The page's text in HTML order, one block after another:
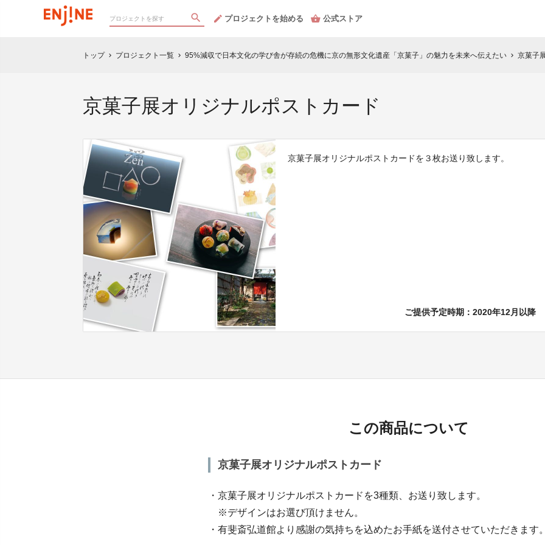
プロジェクトを始める 公式ストア
トップ chevron_right プロジェクト一覧 chevron_right 95%減収で日本文化の学び舎が存続の危機に京の無形文化遺産「京菓子」の魅力を未来へ伝えたい chevron_right 京菓子
京菓子展オリジナルポストカード
京菓子展オリジナルポストカードを３枚お送り致します。
ご提供予定時期：2020年12月以降
この商品について
京菓子展オリジナルポストカード
・京菓子展オリジナルポストカードを3種類、お送り致します。
※デザインはお選び頂けません。
・有斐斎弘道館より感謝の気持ちを込めたお手紙を送付させていただきます。